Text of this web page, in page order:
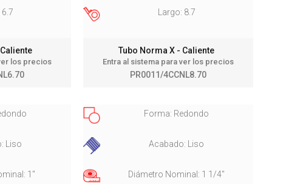
6.7
los precios
Largo: 8.7
Tubo Norma X - Caliente
Entra al sistema para ver los precios
PR0011/4CCNL8.70
Liso
1"
Forma: Redondo
Acabado: Liso
Diámetro Nominal: 1 1/4"